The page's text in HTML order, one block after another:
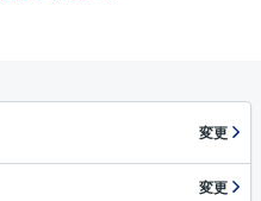
変更
変更